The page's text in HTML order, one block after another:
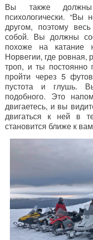
Вы также должны
психологически. “Вы
другом, поэтому
собой. Вы должны
похоже на катание
Норвегии, где ровная,
троп, и ты
пройти через 5
пустота и глушь.
подобного. Это
двигаетесь, и вы
двигаться к ней в
становится ближе к